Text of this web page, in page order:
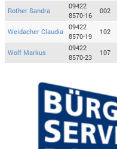
Rother Sandra
09422
8570-16
002
Weidacher Claudia
09422
8570-19
102
Wolf Markus
09422
8570-23
107